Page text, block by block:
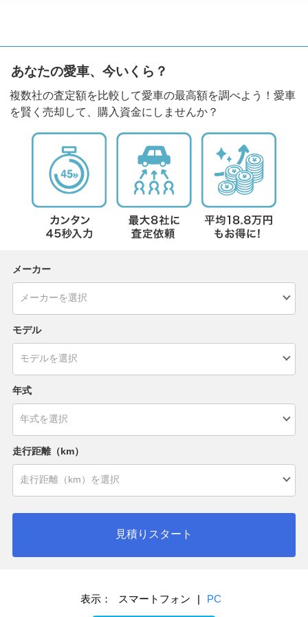
あなたの愛車、今いくら？
複数社の査定額を比較して愛車の最高額を調べよう！愛車
を賢く売却して、購入資金にしませんか？
メーカー
モデル
年式
走行距離（km）
見積りスタート
表示： スマートフォン | PC